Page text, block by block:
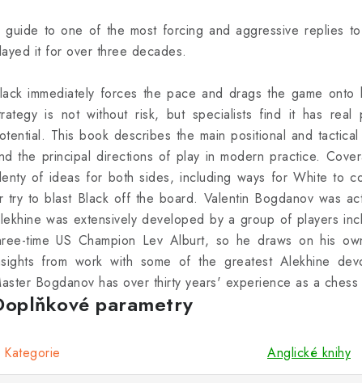
guide to one of the most forcing and aggressive replies
it for over three decades.
immediately forces the pace and drags the game
is not without risk, but specialists find it has real
This book describes the main positional and
the principal directions of play in modern practice.
of ideas for both sides, including ways for White to
try to blast Black off the board. Valentin Bogdanov was
was extensively developed by a group of players
time US Champion Lev Alburt, so he draws on his
from work with some of the greatest Alekhine
Bogdanov has over thirty years' experience as a chess
parametry
Kategorie Anglické knihy